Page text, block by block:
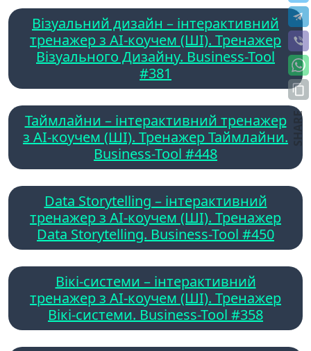
Візуальний дизайн – інтерактивний
тренажер з AI-коучем (ШІ). Тренажер
Візуального Дизайну. Business-Tool
#381
Таймлайни – інтерактивний тренажер
з AI-коучем (ШІ). Тренажер Таймлайни.
Business-Tool #448
Data Storytelling – інтерактивний
тренажер з AI-коучем (ШІ). Тренажер
Data Storytelling. Business-Tool #450
Вікі-системи – інтерактивний
тренажер з AI-коучем (ШІ). Тренажер
Вікі-системи. Business-Tool #358
SHARE